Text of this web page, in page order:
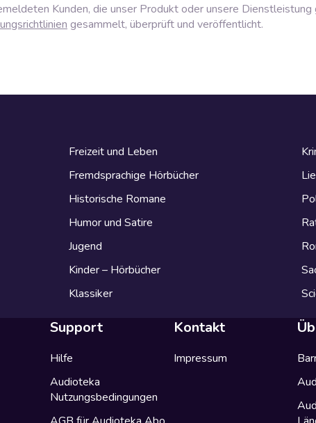
Kunden, die unser Produkt oder unsere
gesammelt, überprüft und veröffentlicht.
Freizeit und Leben
Fremdsprachige Hörbücher
Historische Romane
Humor und Satire
Jugend
Kinder – Hörbücher
Klassiker
Support
Hilfe
Audioteka
Nutzungsbedingungen
Kontakt
Impressum